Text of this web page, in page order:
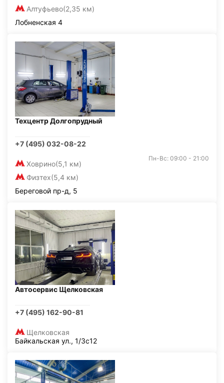
Алтуфьево(2,35 км)
Лобненская 4
Техцентр Долгопрудный
+7 (495) 032-08-22
Ховрино(5,1 км)
Физтех(5,4 км)
Пн-Вс: 09:00 - 21:00
Береговой пр-д, 5
Автосервис Щелковская
+7 (495) 162-90-81
Щелковская
Байкальская ул., 1/3с12